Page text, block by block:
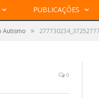
PUBLICAÇÕES
Autismo »
0